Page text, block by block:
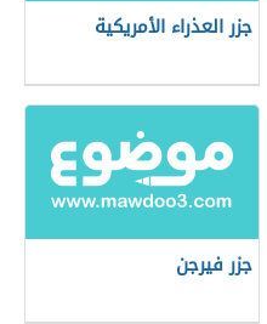
جزر العذراء الأمريكية
جزر فيرجن